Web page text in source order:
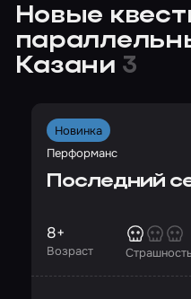
Новые
Казани 3
Новинка
Перформанс
Последний
Возраст
8+
Страшность